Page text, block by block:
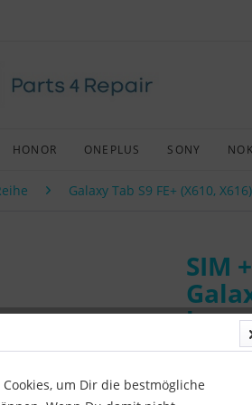
HONOR ONEPLUS SONY
Galaxy Tab S9 FE+ (X610, X616)
SIM
um Dir die bestmögliche